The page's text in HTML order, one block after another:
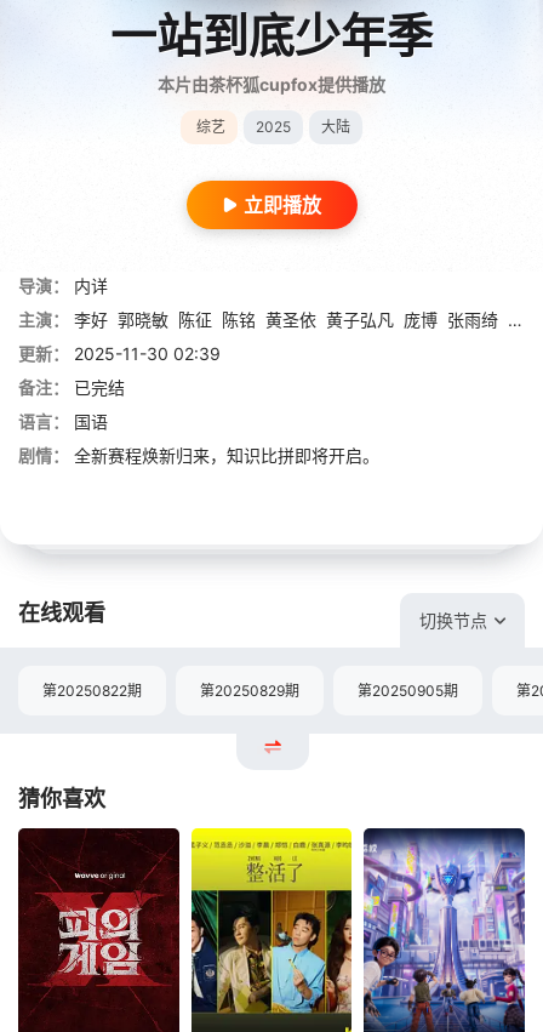
一站到底少年季
本片由茶杯狐cupfox提供播放
综艺 2025 大陆
立即播放
导演：
内详
主演：
李好 郭晓敏 陈征 陈铭 黄圣依 黄子弘凡 庞博 张雨绮 张
更新：
2025-11-30 02:39
备注：
已完结
语言：
国语
剧情：
全新赛程焕新归来，知识比拼即将开启。
在线观看 切换节点
第20250822期 第20250829期 第20250905期 第
猜你喜欢